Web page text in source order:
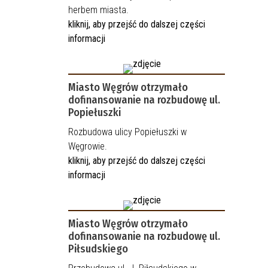
herbem miasta.
kliknij, aby przejść do dalszej części
informacji
Miasto Węgrów otrzymało
dofinansowanie na rozbudowę ul.
Popiełuszki
Rozbudowa ulicy Popiełuszki w
Węgrowie.
kliknij, aby przejść do dalszej części
informacji
Miasto Węgrów otrzymało
dofinansowanie na rozbudowę ul.
Piłsudskiego